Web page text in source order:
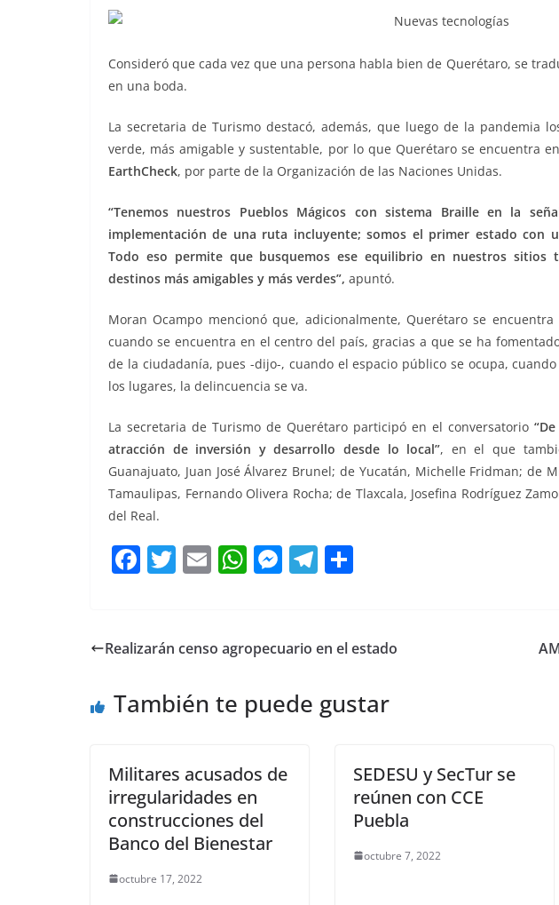
Consideró que cada vez que una persona habla bien de Querétaro, se
en una boda.
La secretaria de Turismo destacó, además, que luego de la pandemia
verde, más amigable y sustentable, por lo que Querétaro se encuentra
EarthCheck, por parte de la Organización de las Naciones Unidas.
“Tenemos nuestros Pueblos Mágicos con sistema Braille en la
implementación de una ruta incluyente; somos el primer estado con
Todo eso permite que busquemos ese equilibrio en nuestros sitios
destinos más amigables y más verdes”, apuntó.
Moran Ocampo mencionó que, adicionalmente, Querétaro se
cuando se encuentra en el centro del país, gracias a que se ha
de la ciudadanía, pues -dijo-, cuando el espacio público se ocupa,
los lugares, la delincuencia se va.
La secretaria de Turismo de Querétaro participó en el conversatorio
atracción de inversión y desarrollo desde lo local”, en el que
Guanajuato, Juan José Álvarez Brunel; de Yucatán, Michelle Fridman; de
Tamaulipas, Fernando Olivera Rocha; de Tlaxcala, Josefina Rodríguez
del Real.
F
e
o
T
er
E
l
W
s
p
p
M
e
g
T
gr
m
p
tir
Realizarán censo agropecuario en el estado
También te puede gustar
Militares acusados de
irregularidades en
construcciones del
Banco del Bienestar
octubre 17, 2022
SEDESU y SecTur se
reúnen con CCE
Puebla
octubre 7, 2022